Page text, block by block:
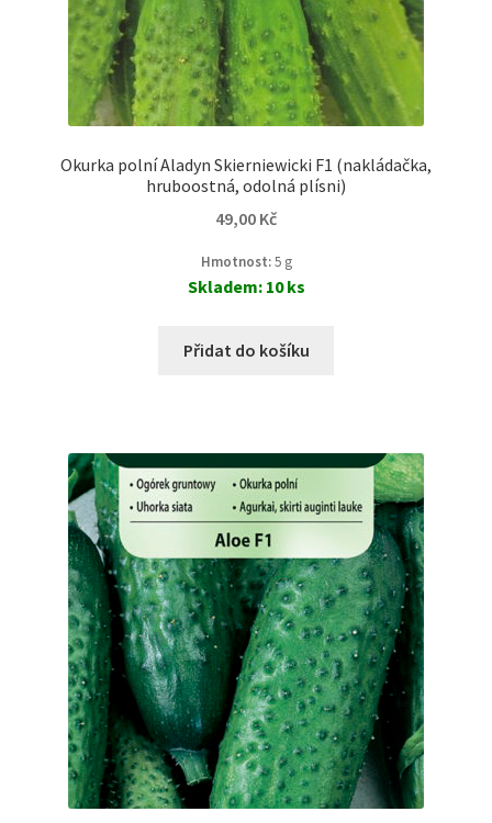
Okurka polní Aladyn Skierniewicki F1 (nakládačka,
hruboostná, odolná plísni)
49,00 Kč
Hmotnost:5 g
Skladem: 10 ks
Přidat do košíku